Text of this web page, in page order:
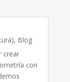
, Blog
crear
con